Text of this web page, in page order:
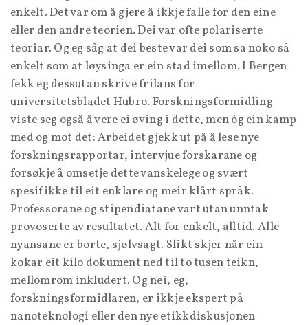
enkelt. Det var om å gjere å ikkje falle for den eine
eller den andre teorien. Dei var ofte polariserte
teoriar. Og eg såg at dei beste var dei som sa noko så
enkelt som at løysinga er ein stad imellom. I Bergen
fekk eg dessutan skrive frilans for
universitetsbladet Hubro. Forskningsformidling
viste seg også å vere ei øving i dette, men óg ein kamp
med og mot det: Arbeidet gjekk ut på å lese nye
forskningsrapportar, intervjue forskarane og
forsøkje å omsetje dette vanskelege og svært
spesifikke til eit enklare og meir klårt språk.
Professorane og stipendiatane vart utan unntak
provoserte av resultatet. Alt for enkelt, alltid. Alle
nyansane er borte, sjølvsagt. Slikt skjer når ein
kokar eit kilo dokument ned til to tusen teikn,
mellomrom inkludert. Og nei, eg,
forskningsformidlaren, er ikkje ekspert på
nanoteknologi eller den nye etikkdiskusjonen